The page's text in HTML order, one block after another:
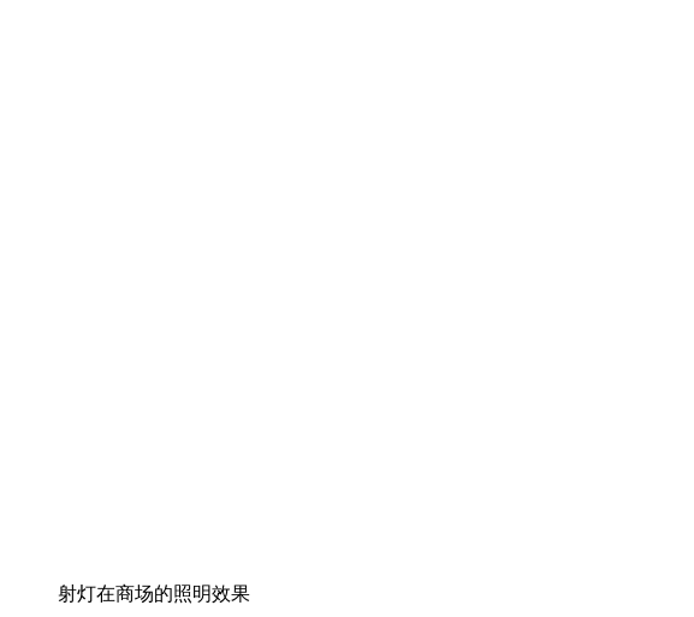
射灯在商场的照明效果